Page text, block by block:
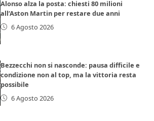
Alonso alza la posta: chiesti 80 milioni
all’Aston Martin per restare due anni
6 Agosto 2026
Bezzecchi non si nasconde: pausa difficile e
condizione non al top, ma la vittoria resta
possibile
6 Agosto 2026